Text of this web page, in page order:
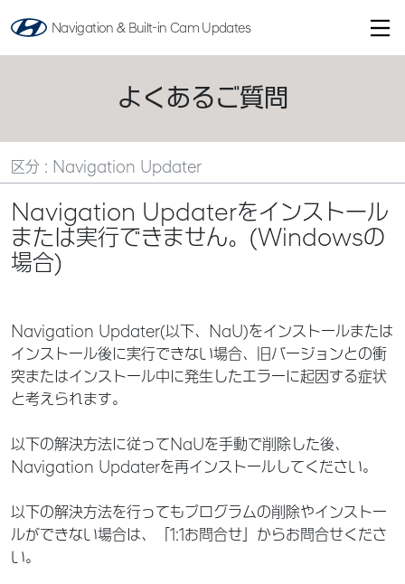
Navigation & Built-in Cam Updates
よくあるご質問
区分 : Navigation Updater
Navigation Updaterをインストール
または実行できません。(Windowsの
場合)
Navigation Updater(以下、NaU)をインストールまたは
インストール後に実行できない場合、旧バージョンとの衝
突またはインストール中に発生したエラーに起因する症状
と考えられます。
以下の解決方法に従ってNaUを手動で削除した後、
Navigation Updaterを再インストールしてください。
以下の解決方法を行ってもプログラムの削除やインストー
ルができない場合は、「1:1お問合せ」からお問合せくださ
い。